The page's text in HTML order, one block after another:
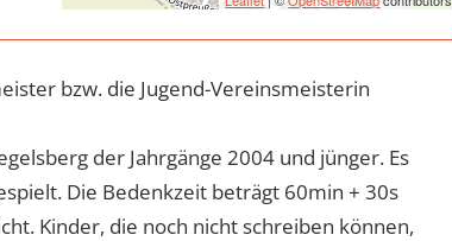
bzw. die Jugend-Vereinsmeisterin
der Jahrgänge 2004 und jünger. Es
Die Bedenkzeit beträgt 60min + 30s
Kinder, die noch nicht schreiben können,